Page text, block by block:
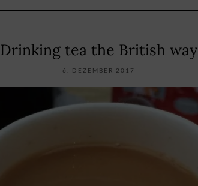
Drinking tea the British way
6. DEZEMBER 2017